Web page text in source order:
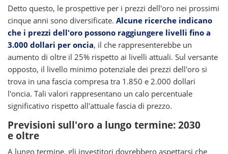
Detto questo, le prospettive per i prezzi dell'oro nei prossimi
cinque anni sono diversificate. Alcune ricerche indicano
che i prezzi dell'oro possono raggiungere livelli fino a
3.000 dollari per oncia, il che rappresenterebbe un
aumento di oltre il 25% rispetto ai livelli attuali. Sul versante
opposto, il livello minimo potenziale dei prezzi dell'oro si
trova in una fascia compresa tra 1.850 e 2.000 dollari
l'oncia. Tali valori rappresentano un calo percentuale
significativo rispetto all'attuale fascia di prezzo.
Previsioni sull'oro a lungo termine: 2030
e oltre
A lungo termine, gli investitori dovrebbero aspettarsi che